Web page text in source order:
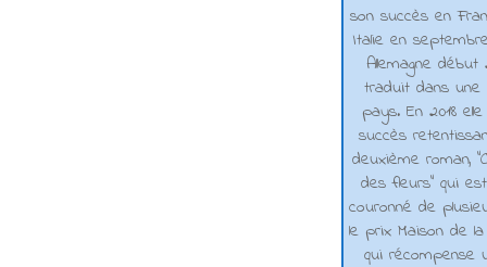
son succès en
Italie en
Allemagne début
traduit dans une
pays. En 2018
succès
deuxième roman,
des fleurs" qui
couronné de
le prix Maison de la
qui récompense